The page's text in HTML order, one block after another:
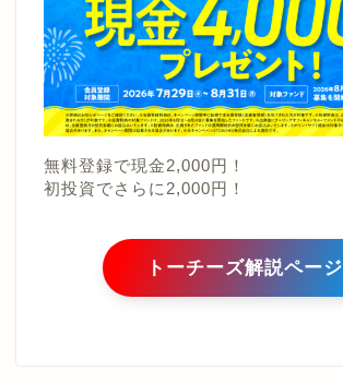
無料登録で現金2,000円！
初投資でさらに2,000円！
トーチーズ解説ページ